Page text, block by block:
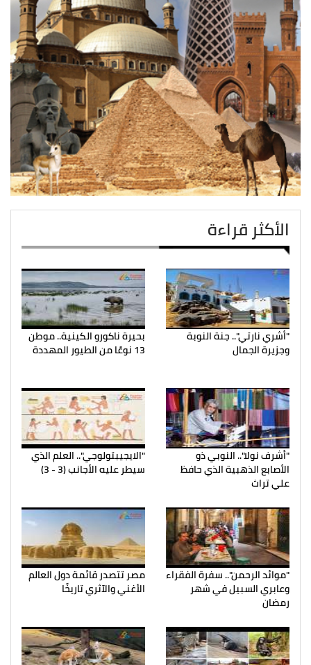
الأكثر قراءة
"أشري نارتي".. جنة النوبة
وجزيرة الجمال
بحيرة ناكورو الكينية.. موطن
13 نوعًا من الطيور المهددة
"أشرف نولا".. النوبي ذو
الأصابع الذهبية الذي حافظ
علي تراث
"الايجيبتولوجي".. العلم الذي
سيطر عليه الأجانب (3 - 3)
"موائد الرحمن".. سفرة الفقراء
وعابري السبيل في شهر
رمضان
مصر تتصدر قائمة دول العالم
الأغني والآثري تاريخًا